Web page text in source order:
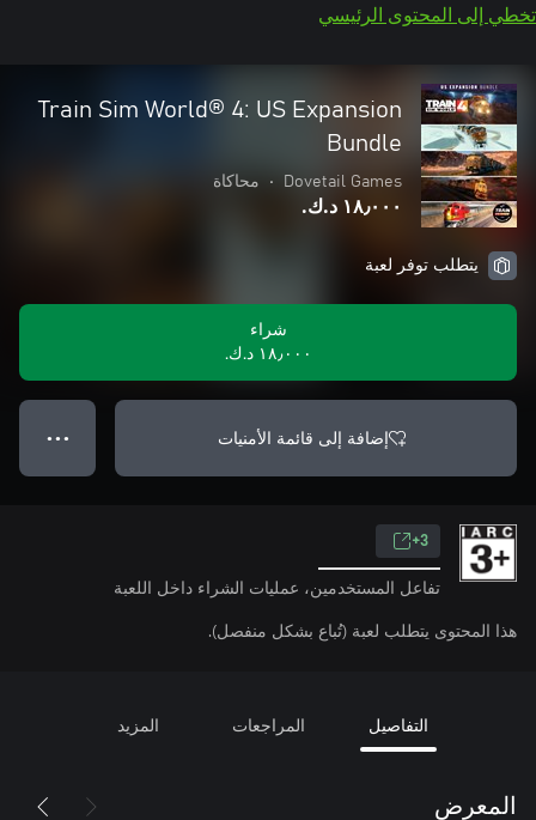
تخطي إلى المحتوى الرئيسي
Train Sim World® 4: US Expansion
Bundle
Dovetail Games
• محاكاة
١٨٫٠٠٠ د.ك.‏
يتطلب توفر لعبة
شراء
١٨٫٠٠٠ د.ك.‏
إضافة إلى قائمة الأمنيات ● ● ●
3+
تفاعل المستخدمين، عمليات الشراء داخل اللعبة
هذا المحتوى يتطلب لعبة (تُباع بشكل منفصل).
التفاصيل المراجعات المزيد
المعرض